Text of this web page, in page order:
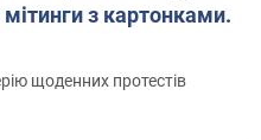
з картонками.
щоденних протестів